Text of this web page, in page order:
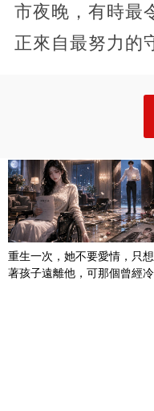
市夜晚，有時最
正來自最努力的
重生一次，她不要愛情，只
著孩子遠離他，可那個曾經冷